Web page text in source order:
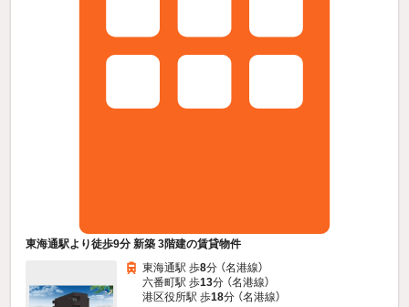
東海通駅より徒歩9分 新築 3階建の賃貸物件
東海通駅 歩8分 （名港線）
六番町駅 歩13分 （名港線）
港区役所駅 歩18分 （名港線）